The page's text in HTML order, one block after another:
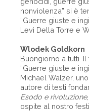
nonviolenza” si è
“Guerre giuste e
Levi Della Torre e
Wlodek Goldkorn
Buongiorno a tutti.
“Guerre giuste e
Michael Walzer,
autore di testi
Esodo e rivoluzione
ospite al nostro